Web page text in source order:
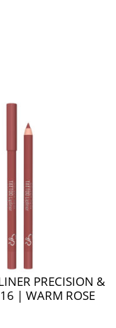
PRECISION &
| WARM ROSE